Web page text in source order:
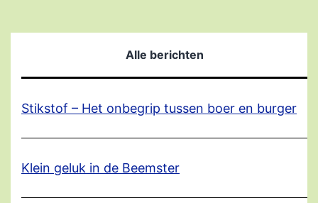
Alle berichten
Stikstof – Het onbegrip tussen boer en burger
Klein geluk in de Beemster